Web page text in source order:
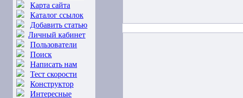
Карта сайта
Каталог ссылок
Добавить статью
Личный кабинет
Пользователи
Поиск
Написать нам
Тест скорости
Конструктор
Интересные